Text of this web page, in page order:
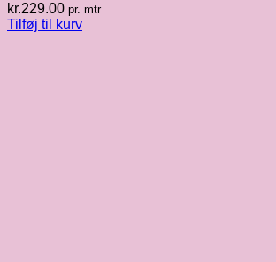
kr.229.00 pr. mtr
Tilføj til kurv